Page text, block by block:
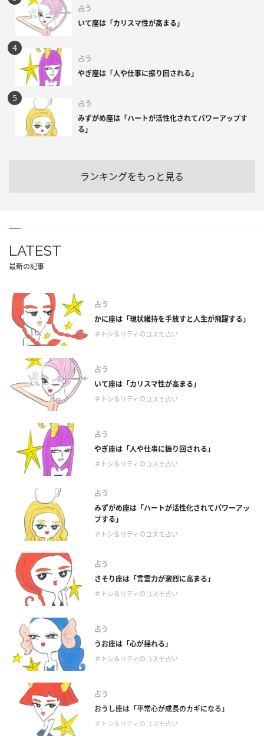
占う
いて座は「カリスマ性が高まる」
占う
やぎ座は「人や仕事に振り回される」
占う
みずがめ座は「ハートが活性化されてパワーアップす
る」
ランキングをもっと見る
LATEST
最新の記事
占う
かに座は「現状維持を手放すと人生が飛躍する」
＃トシ＆リティのコスモ占い
占う
いて座は「カリスマ性が高まる」
＃トシ＆リティのコスモ占い
占う
やぎ座は「人や仕事に振り回される」
＃トシ＆リティのコスモ占い
占う
みずがめ座は「ハートが活性化されてパワーアッ
プする」
＃トシ＆リティのコスモ占い
占う
さそり座は「言霊力が激烈に高まる」
＃トシ＆リティのコスモ占い
占う
うお座は「心が揺れる」
＃トシ＆リティのコスモ占い
占う
おうし座は「平常心が成長のカギになる」
＃トシ＆リティのコスモ占い